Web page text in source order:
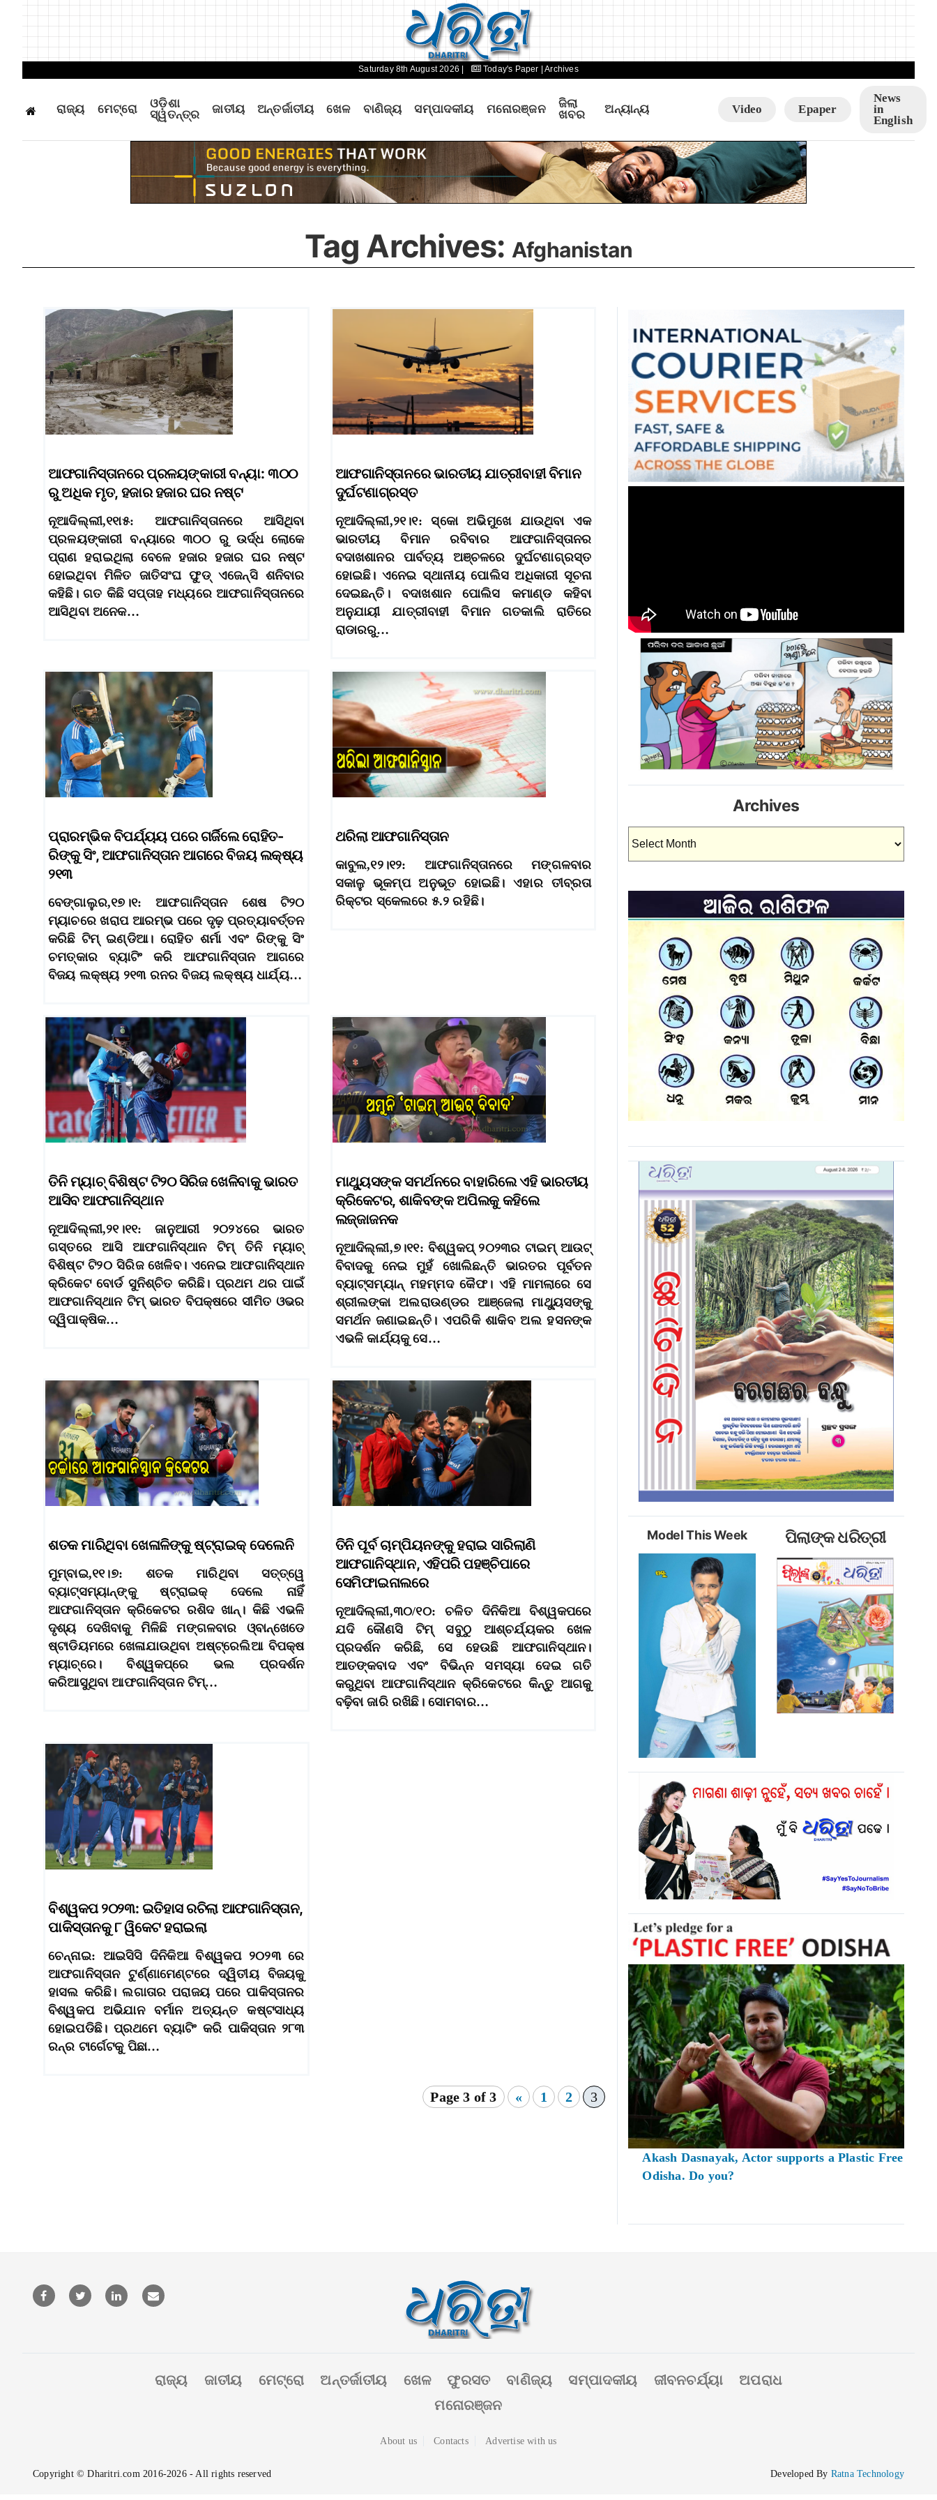
Saturday 8th August 2026 | Today's Paper | Archives
ରାଜ୍ୟ ମେଟ୍ରୋ
ଓଡ଼ିଶା
ସ୍ୱତନ୍ତ୍ର
ଜାତୀୟ ଅନ୍ତର୍ଜାତୀୟ ଖେଳ ବାଣିଜ୍ୟ ସମ୍ପାଦକୀୟ ମନୋରଞ୍ଜନ
ଜିଲା
ଖବର
ଅନ୍ୟାନ୍ୟ Video Epaper
News
in
English
Tag Archives: Afghanistan
ଆଫଗାନିସ୍ତାନରେ ପ୍ରଳୟଙ୍କାରୀ ବନ୍ୟା: ୩୦୦
ରୁ ଅଧିକ ମୃତ, ହଜାର ହଜାର ଘର ନଷ୍ଟ
ନୂଆଦିଲ୍ଲୀ,୧୧ା୫: ଆଫଗାନିସ୍ତାନରେ ଆସିଥିବା
ପ୍ରଳୟଙ୍କାରୀ ବନ୍ୟାରେ ୩୦୦ ରୁ ଉର୍ଦ୍ଧ ଲୋକେ
ପ୍ରାଣ ହରାଇଥିଲା ବେଳେ ହଜାର ହଜାର ଘର ନଷ୍ଟ
ହୋଇଥିବା ମିଳିତ ଜାତିସଂଘ ଫୁଡ୍ ଏଜେନ୍ସି ଶନିବାର
କହିଛି। ଗତ କିଛି ସପ୍ତାହ ମଧ୍ୟରେ ଆଫଗାନିସ୍ତାନରେ
ଆସିଥିବା ଅନେକ…
ଆଫଗାନିସ୍ତାନରେ ଭାରତୀୟ ଯାତ୍ରୀବାହୀ ବିମାନ
ଦୁର୍ଘଟଣାଗ୍ରସ୍ତ
ନୂଆଦିଲ୍ଲୀ,୨୧।୧: ସ୍କୋ ଅଭିମୁଖେ ଯାଉଥିବା ଏକ
ଭାରତୀୟ ବିମାନ ରବିବାର ଆଫଗାନିସ୍ତାନର
ବଦାଖଶାନର ପାର୍ବତ୍ୟ ଅଞ୍ଚଳରେ ଦୁର୍ଘଟଣାଗ୍ରସ୍ତ
ହୋଇଛି। ଏନେଇ ସ୍ଥାନୀୟ ପୋଲିସ ଅଧିକାରୀ ସୂଚନା
ଦେଇଛନ୍ତି। ବଦାଖଶାନ ପୋଲିସ କମାଣ୍ଡ କହିବା
ଅନୁଯାୟୀ ଯାତ୍ରୀବାହୀ ବିମାନ ଗତକାଲି ରାତିରେ
ରାଡାରରୁ…
ପ୍ରାରମ୍ଭିକ ବିପର୍ଯ୍ୟୟ ପରେ ଗର୍ଜିଲେ ରୋହିତ-
ରିଙ୍କୁ ସିଂ, ଆଫଗାନିସ୍ତାନ ଆଗରେ ବିଜୟ ଲକ୍ଷ୍ୟ
୨୧୩
ବେଙ୍ଗାଲୁର,୧୭।୧: ଆଫଗାନିସ୍ତାନ ଶେଷ ଟି୨୦
ମ୍ୟାଚରେ ଖରାପ ଆରମ୍ଭ ପରେ ଦୃଢ଼ ପ୍ରତ୍ୟାବର୍ତ୍ତନ
କରିଛି ଟିମ୍ ଇଣ୍ଡିଆ। ରୋହିତ ଶର୍ମା ଏବଂ ରିଙ୍କୁ ସିଂ
ଚମତ୍କାର ବ୍ୟାଟିଂ କରି ଆଫଗାନିସ୍ତାନ ଆଗରେ
ବିଜୟ ଲକ୍ଷ୍ୟ ୨୧୩ ରନର ବିଜୟ ଲକ୍ଷ୍ୟ ଧାର୍ଯ୍ୟ…
ଥରିଲା ଆଫଗାନିସ୍ତାନ
କାବୁଲ,୧୨।୧୨: ଆଫଗାନିସ୍ତାନରେ ମଙ୍ଗଳବାର
ସକାଳୁ ଭୂକମ୍ପ ଅନୁଭୂତ ହୋଇଛି। ଏହାର ତୀବ୍ରତା
ରିକ୍ଟର ସ୍କେଲରେ ୫.୨ ରହିଛି।
ତିନି ମ୍ୟାଚ୍ ବିଶିଷ୍ଟ ଟି୨୦ ସିରିଜ ଖେଳିବାକୁ ଭାରତ
ଆସିବ ଆଫଗାନିସ୍ଥାନ
ନୂଆଦିଲ୍ଲୀ,୨୧।୧୧: ଜାନୁଆରୀ ୨୦୨୪ରେ ଭାରତ
ଗସ୍ତରେ ଆସି ଆଫଗାନିସ୍ଥାନ ଟିମ୍ ତିନି ମ୍ୟାଚ୍
ବିଶିଷ୍ଟ ଟି୨୦ ସିରିଜ ଖେଳିବ। ଏନେଇ ଆଫଗାନିସ୍ଥାନ
କ୍ରିକେଟ ବୋର୍ଡ ସୁନିଶ୍ଚିତ କରିଛି। ପ୍ରଥମ ଥର ପାଇଁ
ଆଫଗାନିସ୍ଥାନ ଟିମ୍ ଭାରତ ବିପକ୍ଷରେ ସୀମିତ ଓଭର
ଦ୍ୱିପାକ୍ଷିକ…
ମାଥ୍ୟୁସଙ୍କ ସମର୍ଥନରେ ବାହାରିଲେ ଏହି ଭାରତୀୟ
କ୍ରିକେଟର, ଶାକିବଙ୍କ ଅପିଲକୁ କହିଲେ
ଲଜ୍ଜାଜନକ
ନୂଆଦିଲ୍ଲୀ,୭।୧୧: ବିଶ୍ୱକପ୍‌ ୨୦୨୩ର ଟାଇମ୍‌ ଆଉଟ୍‌
ବିବାଦକୁ ନେଇ ମୁହଁ ଖୋଲିଛନ୍ତି ଭାରତର ପୂର୍ବତନ
ବ୍ୟାଟ୍ସମ୍ୟାନ୍‌ ମହମ୍ମଦ କୈଫ। ଏହି ମାମଲାରେ ସେ
ଶ୍ରୀଲଙ୍କା ଅଲରାଉଣ୍ଡର ଆଞ୍ଜେଲା ମାଥ୍ୟୁସଙ୍କୁ
ସମର୍ଥନ ଜଣାଇଛନ୍ତି। ଏପରିକି ଶାକିବ ଅଲ ହସନଙ୍କ
ଏଭଳି କାର୍ଯ୍ୟକୁ ସେ…
ଶତକ ମାରିଥିବା ଖେଳାଳିଙ୍କୁ ଷ୍ଟ୍ରାଇକ୍‌ ଦେଲେନି
ମୁମ୍ବାଇ,୧୧।୭: ଶତକ ମାରିଥିବା ସତ୍ତ୍ୱେ
ବ୍ୟାଟ୍ସମ୍ୟାନ୍‌ଙ୍କୁ ଷ୍ଟ୍ରାଇକ୍‌ ଦେଲେ ନାହିଁ
ଆଫଗାନିସ୍ତାନ କ୍ରିକେଟର ରଶିଦ ଖାନ୍‌। କିଛି ଏଭଳି
ଦୃଶ୍ୟ ଦେଖିବାକୁ ମିଳିଛି ମଙ୍ଗଳବାର ଓ୍ବାନ୍‌ଖେଡେ
ଷ୍ଟାଡିୟମରେ ଖେଳାଯାଉଥିବା ଅଷ୍ଟ୍ରେଲିଆ ବିପକ୍ଷ
ମ୍ୟାଚ୍‌ରେ। ବିଶ୍ୱକପ୍‌ରେ ଭଲ ପ୍ରଦର୍ଶନ
କରିଆସୁଥିବା ଆଫଗାନିସ୍ତାନ ଟିମ୍‌…
ତିନି ପୂର୍ବ ଚାମ୍ପିୟନଙ୍କୁ ହରାଇ ସାରିଲାଣି
ଆଫଗାନିସ୍ଥାନ, ଏହିପରି ପହଞ୍ଚିପାରେ
ସେମିଫାଇନାଲରେ
ନୂଆଦିଲ୍ଲୀ,୩୦/୧୦: ଚଳିତ ଦିନିକିଆ ବିଶ୍ୱକପରେ
ଯଦି କୌଣସି ଟିମ୍ ସବୁଠୁ ଆଶ୍ଚର୍ଯ୍ୟକର ଖେଳ
ପ୍ରଦର୍ଶନ କରିଛି, ସେ ହେଉଛି ଆଫଗାନିସ୍ଥାନ।
ଆତଙ୍କବାଦ ଏବଂ ବିଭିନ୍ନ ସମସ୍ୟା ଦେଇ ଗତି
କରୁଥିବା ଆଫଗାନିସ୍ଥାନ କ୍ରିକେଟରେ କିନ୍ତୁ ଆଗକୁ
ବଢି଼ବା ଜାରି ରଖିଛି। ସୋମବାର…
ବିଶ୍ୱକପ ୨୦୨୩: ଇତିହାସ ରଚିଲା ଆଫଗାନିସ୍ତାନ,
ପାକିସ୍ତାନକୁ ୮ ୱିକେଟ ହରାଇଲା
ଚେନ୍ନାଇ: ଆଇସିସି ଦିନିକିଆ ବିଶ୍ୱକପ ୨୦୨୩ ରେ
ଆଫଗାନିସ୍ତାନ ଟୁର୍ଣ୍ଣାମେଣ୍ଟରେ ଦ୍ୱିତୀୟ ବିଜୟକୁ
ହାସଲ କରିଛି। ଲଗାତାର ପରାଜୟ ପରେ ପାକିସ୍ତାନର
ବିଶ୍ୱକପ ଅଭିଯାନ ବର୍ମାନ ଅତ୍ୟନ୍ତ କଷ୍ଟସାଧ୍ୟ
ହୋଇପଡିଛି। ପ୍ରଥମେ ବ୍ୟାଟିଂ କରି ପାକିସ୍ତାନ ୨୮୩
ରନ୍‌ର ଟାର୍ଗେଟକୁ ପିଛା…
Page 3 of 3 « 1 2 3
Archives
Archives
Model This Week ପିଲାଙ୍କ ଧରିତ୍ରୀ
Akash Dasnayak, Actor supports a Plastic Free
Odisha. Do you?
ରାଜ୍ୟ ଜାତୀୟ ମେଟ୍ରୋ ଅନ୍ତର୍ଜାତୀୟ ଖେଳ ଫୁରସତ ବାଣିଜ୍ୟ ସମ୍ପାଦକୀୟ ଜୀବନଚର୍ଯ୍ୟା
ଅପରାଧ
ମନୋରଞ୍ଜନ
About us Contacts Advertise with us
Copyright © Dharitri.com 2016-2026 - All rights reserved Developed By Ratna Technology